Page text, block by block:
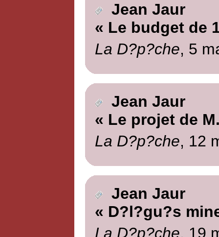
Jean Jaur
« Le budget de
La D?p?che, 5
Jean Jaur
« Le projet de
La D?p?che, 12
Jean Jaur
« D?l?gu?s
La D?p?che, 19